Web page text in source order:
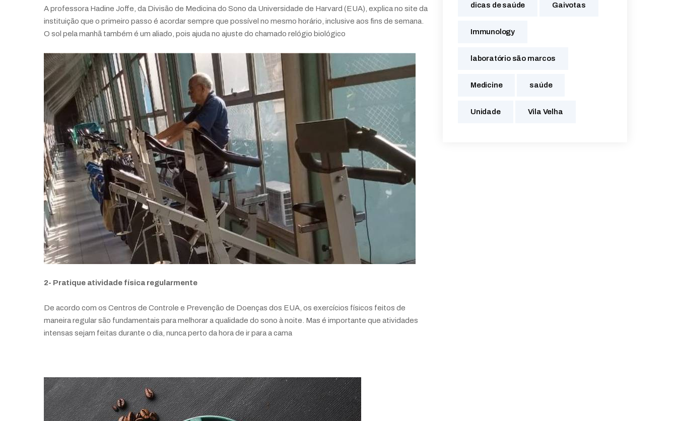
A professora Hadine Joffe, da Divisão de Medicina do Sono da Universidade de Harvard (EUA), explica no site da
instituição que o primeiro passo é acordar sempre que possível no mesmo horário, inclusive aos fins de semana.
O sol pela manhã também é um aliado, pois ajuda no ajuste do chamado relógio biológico
2- Pratique atividade física regularmente
De acordo com os Centros de Controle e Prevenção de Doenças dos EUA, os exercícios físicos feitos de
maneira regular são fundamentais para melhorar a qualidade do sono à noite. Mas é importante que atividades
intensas sejam feitas durante o dia, nunca perto da hora de ir para a cama
dicas de saúde Gaivotas
Immunology
laboratório são marcos
Medicine saúde
Unidade Vila Velha